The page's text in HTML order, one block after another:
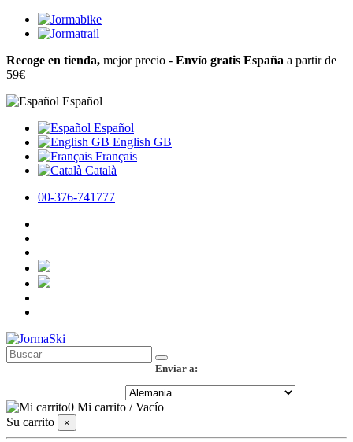
Recoge en tienda, mejor precio - Envío gratis España a partir de
59€
Español
Español
English GB
Français
Català
00-376-741777
Enviar a:
0 Mi carrito /Vacío
Su carrito
×